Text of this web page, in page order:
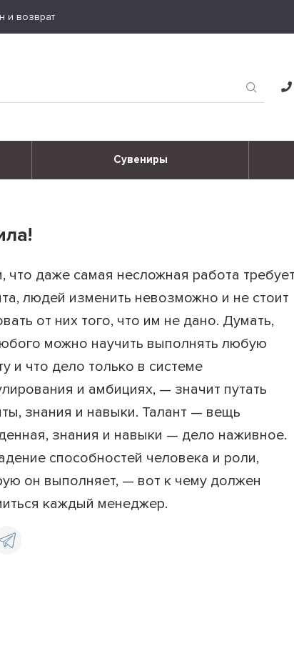
и возврат
Сувениры
что даже самая несложная работа
людей изменить невозможно и не стоит
от них того, что им не дано. Думать,
можно научить выполнять любую
и что дело только в системе
и амбициях, — значит путать
знания и навыки. Талант — вещь
знания и навыки — дело наживное.
способностей человека и роли,
он выполняет, — вот к чему должен
каждый менеджер.